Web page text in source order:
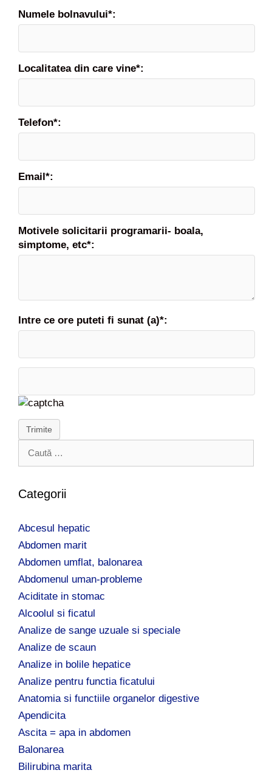
Numele bolnavului*:
Localitatea din care vine*:
Telefon*:
Email*:
Motivele solicitarii programarii- boala,
simptome, etc*:
Intre ce ore puteti fi sunat (a)*:
Trimite
t
u
p
ă
Categorii
Abcesul hepatic
Abdomen marit
Abdomen umflat, balonarea
Abdomenul uman-probleme
Aciditate in stomac
Alcoolul si ficatul
Analize de sange uzuale si speciale
Analize de scaun
Analize in bolile hepatice
Analize pentru functia ficatului
Anatomia si functiile organelor digestive
Apendicita
Ascita = apa in abdomen
Balonarea
Bilirubina marita